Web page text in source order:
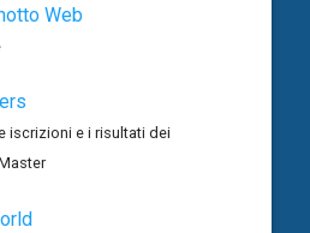
Web
iscrizioni e i risultati dei